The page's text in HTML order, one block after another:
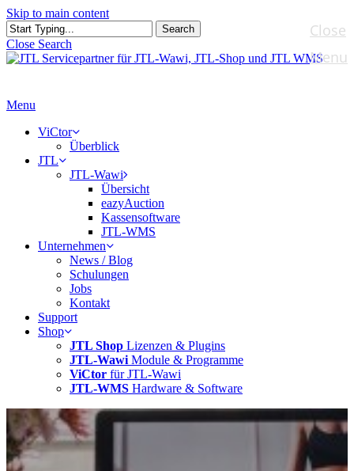
Skip to main content
Search
Close Search
Menu
ViCtor
Überblick
JTL
JTL-Wawi
Übersicht
eazyAuction
Kassensoftware
JTL-WMS
Unternehmen
News / Blog
Schulungen
Jobs
Kontakt
Support
Shop
JTL Shop Lizenzen & Plugins
JTL-Wawi Module & Programme
ViCtor für JTL-Wawi
JTL-WMS Hardware & Software
Close
Menu